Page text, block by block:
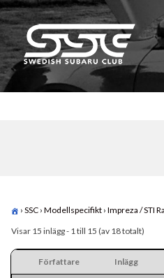
Skip
to
content
Swedish Subaru
För oss som älskar Subaru!
› SSC › Modellspecifikt › Impreza / STI
Visar 15 inlägg - 1 till 15 (av 18 totalt)
Författare Inlägg